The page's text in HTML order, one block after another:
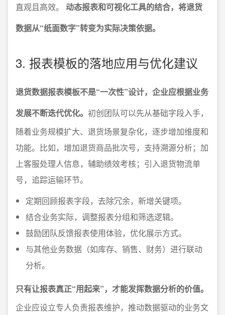
直观且高效。 动态报表和可视化工具的结合，将退货
数据从“纸面数字”转变为实际决策依据。
3. 报表模板的落地应用与优化建议
退货数据报表模板不是“一次性”设计，企业应根据业务
发展不断迭代优化。 初创团队可以先从基础字段入手，
随着业务规模扩大、退货场景复杂化，逐步增加维度和
功能。比如，增加退货商品批次号，支持溯源分析；加
上客服处理人信息，辅助绩效考核；引入退货物流单
号，追踪运输环节。
定期回顾报表字段，去除冗余，新增关键项。
结合业务实际，调整报表分组和筛选逻辑。
鼓励团队反馈报表使用体验，优化展示方式。
与其他业务数据（如库存、销售、财务）进行联动
分析。
只有让报表真正“用起来”，才能发挥数据分析的价值。
企业应设立专人负责报表维护，推动数据驱动的业务文